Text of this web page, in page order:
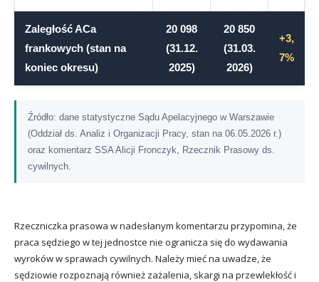
Zaległość ACa
frankowych (stan na
koniec okresu)
20 098
(31.12.
2025)
20 850
(31.03.
2026)
+3,
7%
Źródło: dane statystyczne Sądu Apelacyjnego w Warszawie
(Oddział ds. Analiz i Organizacji Pracy, stan na 06.05.2026 r.)
oraz komentarz SSA Alicji Fronczyk, Rzecznik Prasowy ds.
cywilnych.
Rzeczniczka prasowa w nadesłanym komentarzu przypomina, że
praca sędziego w tej jednostce nie ogranicza się do wydawania
wyroków w sprawach cywilnych. Należy mieć na uwadze, że
sędziowie rozpoznają również zażalenia, skargi na przewlekłość i